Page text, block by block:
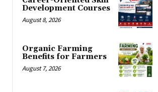
Development Courses
August 8, 2026
Organic Farming
Benefits for Farmers
August 7, 2026